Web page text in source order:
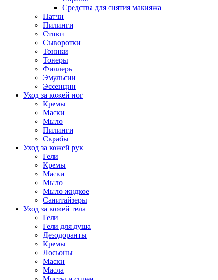
Средства для снятия макияжа
Патчи
Пилинги
Стики
Сыворотки
Тоники
Тонеры
Филлеры
Эмульсии
Эссенции
Уход за кожей ног
Кремы
Маски
Мыло
Пилинги
Скрабы
Уход за кожей рук
Гели
Кремы
Маски
Мыло
Мыло жидкое
Санитайзеры
Уход за кожей тела
Гели
Гели для душа
Дезодоранты
Кремы
Лосьоны
Маски
Масла